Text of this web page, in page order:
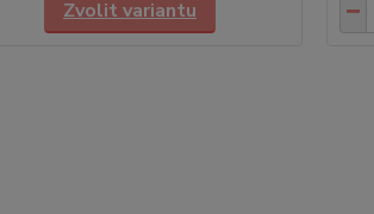
Zvolit variantu